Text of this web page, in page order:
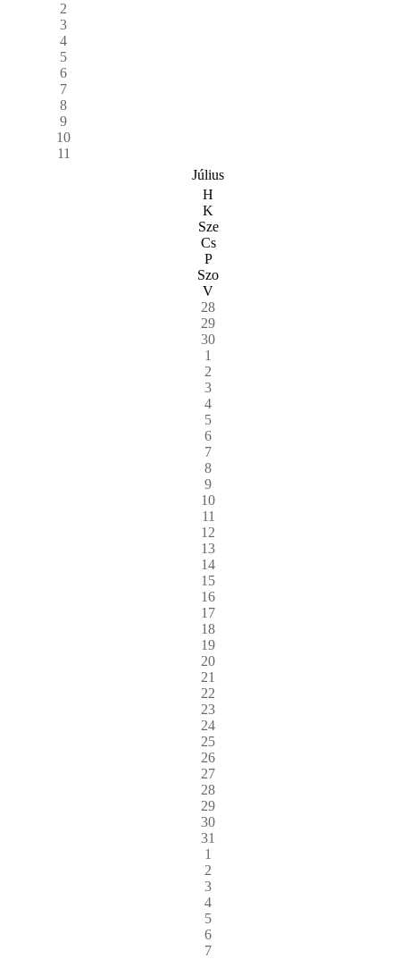
2
3
4
5
6
7
8
9
10
11
Július
H
K
Sze
Cs
P
Szo
V
28
29
30
1
2
3
4
5
6
7
8
9
10
11
12
13
14
15
16
17
18
19
20
21
22
23
24
25
26
27
28
29
30
31
1
2
3
4
5
6
7